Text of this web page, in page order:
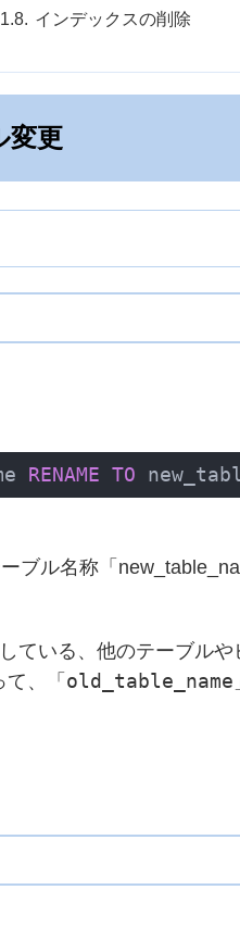
インデックスの削除
変更
RENAME TO
ブル名称「
ている、他のテーブル
、「 old_table_name